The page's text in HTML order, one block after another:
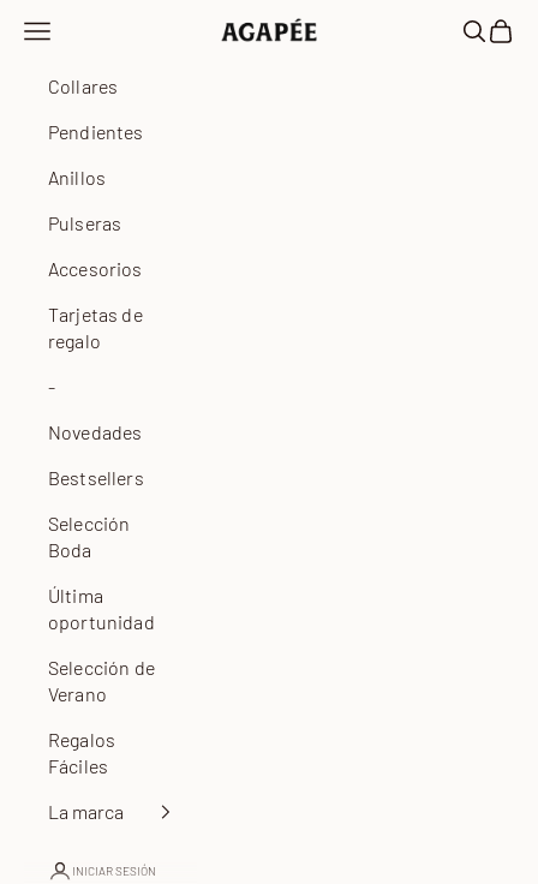
Agapée
Abrir menú de navegación AbrirAbrir
Collares
Pendientes
Anillos
Pulseras
Accesorios
Tarjetas de
regalo
-
Novedades
Bestsellers
Selección
Boda
Última
oportunidad
Selección de
Verano
Regalos
Fáciles
La marca
INICIAR SESIÓN